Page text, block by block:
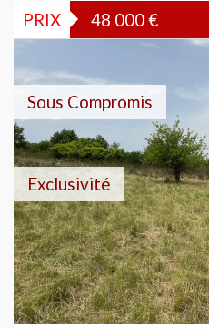
PRIX 48 000€
Sous Compromis
Exclusivité